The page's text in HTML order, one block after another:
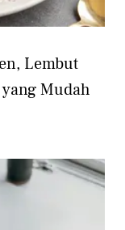
Lembut
Mudah